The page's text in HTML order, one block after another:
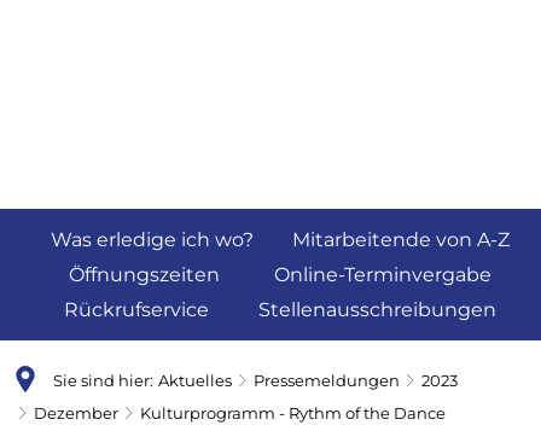
Was erledige ich wo?
Mitarbeitende von A-Z
Öffnungszeiten
Online-Terminvergabe
Rückrufservice
Stellenausschreibungen
Sie sind hier: Aktuelles Pressemeldungen
2023
Dezember
Kulturprogramm - Rythm of the Dance